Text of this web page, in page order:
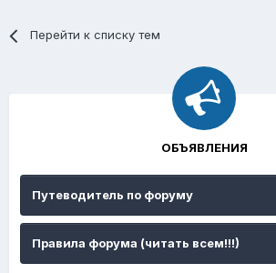
Перейти к списку тем
ОБЪЯВЛЕНИЯ
Путеводитель по форуму
Правила форума (читать всем!!!)